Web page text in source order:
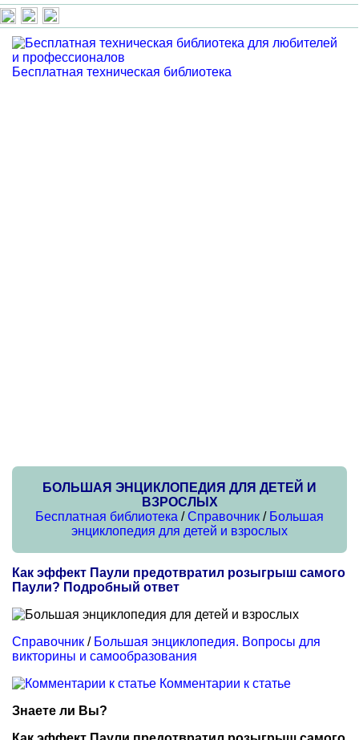
Бесплатная техническая библиотека
БОЛЬШАЯ ЭНЦИКЛОПЕДИЯ ДЛЯ ДЕТЕЙ И
ВЗРОСЛЫХ
Бесплатная библиотека /Справочник / Большая
энциклопедия для детей и взрослых
Как эффект Паули предотвратил розыгрыш самого
Паули? Подробный ответ
Справочник / Большая энциклопедия. Вопросы для
викторины и самообразования
Комментарии к статье
Знаете ли Вы?